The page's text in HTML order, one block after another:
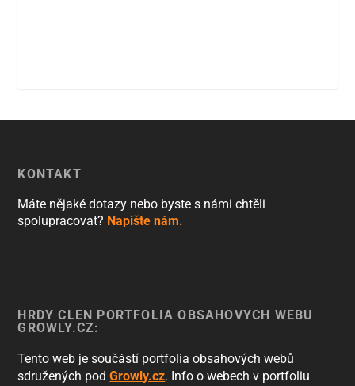
KONTAKT
Máte nějaké dotazy nebo byste s námi chtěli
spolupracovat? Napište nám.
HRDÝ ČLEN PORTFOLIA OBSAHOVÝCH WEBŮ
GROWLY.CZ:
Tento web je součástí portfolia obsahových webů
sdružených podGrowly.cz. Info o webech v portfoliu